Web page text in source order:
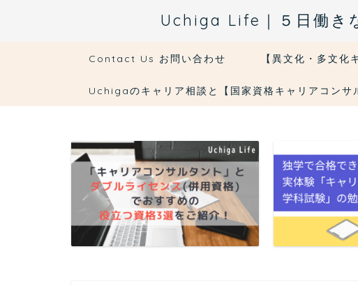
Uchiga Life｜５日働き
Contact Us お問い合わせ 【異文化・多文
Uchigaのキャリア相談と【国家資格キャリアコンサ